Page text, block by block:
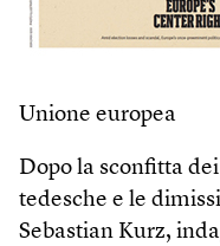
Unione europea
Dopo la sconfitta
tedesche e le
Sebastian Kurz,